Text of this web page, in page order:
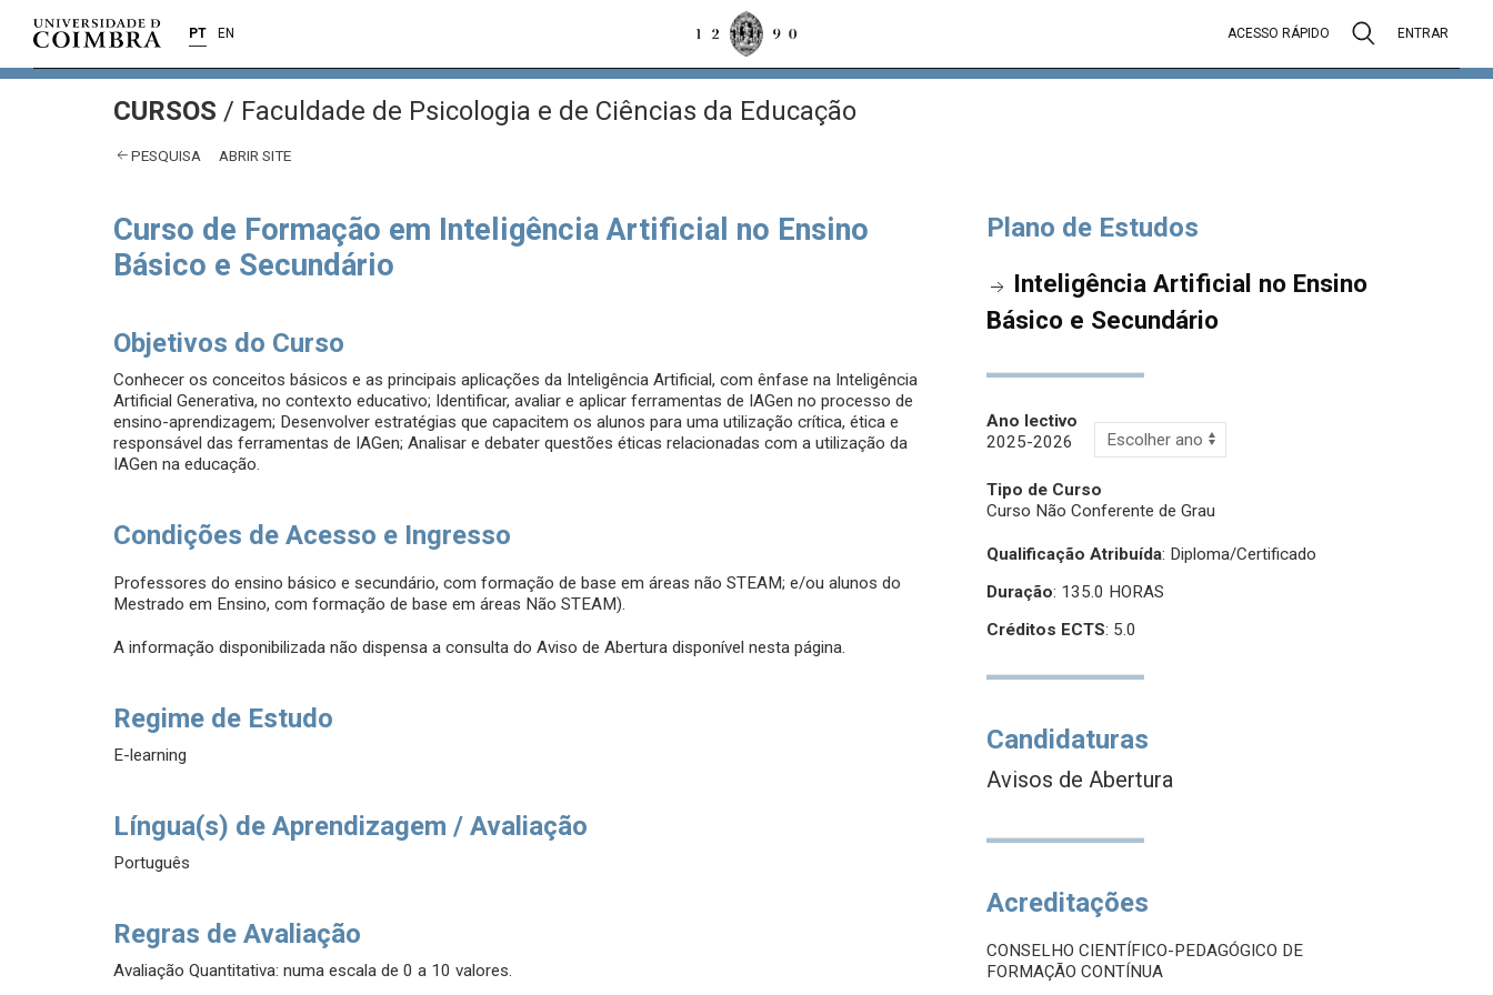
PT EN ACESSO RÁPIDO ENTRAR
CURSOS / Faculdade de Psicologia e de Ciências da Educação
PESQUISA ABRIR SITE
Curso de Formação em Inteligência Artificial no Ensino
Básico e Secundário
Objetivos do Curso
Conhecer os conceitos básicos e as principais aplicações da Inteligência Artificial, com ênfase na Inteligência
Artificial Generativa, no contexto educativo; Identificar, avaliar e aplicar ferramentas de IAGen no processo de
ensino-aprendizagem; Desenvolver estratégias que capacitem os alunos para uma utilização crítica, ética e
responsável das ferramentas de IAGen; Analisar e debater questões éticas relacionadas com a utilização da
IAGen na educação.
Condições de Acesso e Ingresso
Professores do ensino básico e secundário, com formação de base em áreas não STEAM; e/ou alunos do
Mestrado em Ensino, com formação de base em áreas Não STEAM).
A informação disponibilizada não dispensa a consulta do Aviso de Abertura disponível nesta página.
Regime de Estudo
E-learning
Língua(s) de Aprendizagem / Avaliação
Português
Regras de Avaliação
Avaliação Quantitativa: numa escala de 0 a 10 valores.
Plano de Estudos
Inteligência Artificial no Ensino
Básico e Secundário
Ano lectivo
2025-2026
Tipo de Curso
Curso Não Conferente de Grau
Qualificação Atribuída: Diploma/Certificado
Duração: 135.0 HORAS
Créditos ECTS: 5.0
Candidaturas
Avisos de Abertura
Acreditações
CONSELHO CIENTÍFICO-PEDAGÓGICO DE
FORMAÇÃO CONTÍNUA